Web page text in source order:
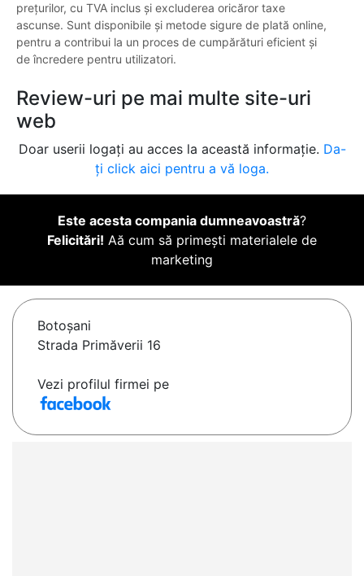
prețurilor, cu TVA inclus și excluderea oricăror taxe
ascunse. Sunt disponibile și metode sigure de plată online,
pentru a contribui la un proces de cumpărături eficient și
de încredere pentru utilizatori.
Review-uri pe mai multe site-uri
web
Doar userii logați au acces la această informație. Da-
ți click aici pentru a vă loga.
Este acesta compania dumneavoastră?
Felicitări! Aă cum să primești materialele de
marketing
Botoşani
Strada Primăverii 16
Vezi profilul firmei pe